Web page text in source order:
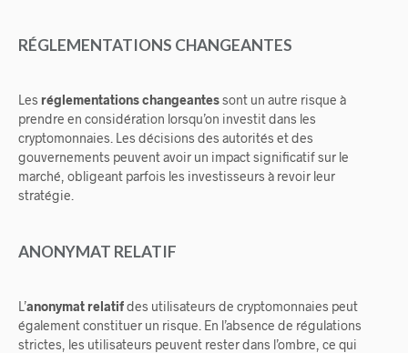
RÉGLEMENTATIONS CHANGEANTES
Les réglementations changeantessont un autre risque à
prendre en considération lorsqu’on investit dans les
cryptomonnaies. Les décisions des autorités et des
gouvernements peuvent avoir un impact significatif sur le
marché, obligeant parfois les investisseurs à revoir leur
stratégie.
ANONYMAT RELATIF
L’anonymat relatifdes utilisateurs de cryptomonnaies peut
également constituer un risque. En l’absence de régulations
strictes, les utilisateurs peuvent rester dans l’ombre, ce qui